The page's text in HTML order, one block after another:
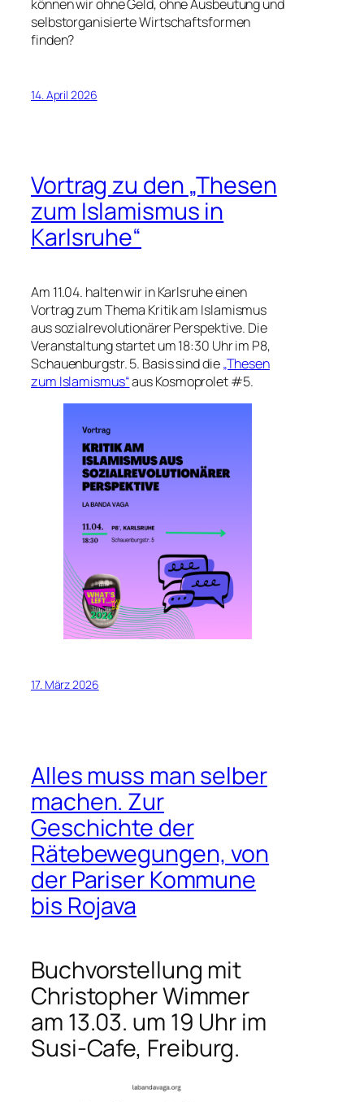
können wir ohne Geld, ohne Ausbeutung und
selbstorganisierte Wirtschaftsformen
finden?
14. April 2026
Vortrag zu den „Thesen
zum Islamismus in
Karlsruhe“
Am 11.04. halten wir in Karlsruhe einen
Vortrag zum Thema Kritik am Islamismus
aus sozialrevolutionärer Perspektive. Die
Veranstaltung startet um 18:30 Uhr im P8,
Schauenburgstr. 5. Basis sind die„Thesen
zum Islamismus“aus Kosmoprolet #5.
17. März 2026
Alles muss man selber
machen. Zur
Geschichte der
Rätebewegungen, von
der Pariser Kommune
bis Rojava
Buchvorstellung mit
Christopher Wimmer
am 13.03. um 19 Uhr im
Susi-Cafe, Freiburg.